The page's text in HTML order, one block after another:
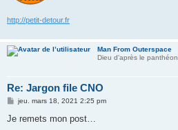
http://petit-detour.fr
Man From Outerspace
Dieu d'après le panthéon
Re: Jargon file CNO
M
s
jeu. mars 18, 2021 2:25 pm
Je remets mon post…